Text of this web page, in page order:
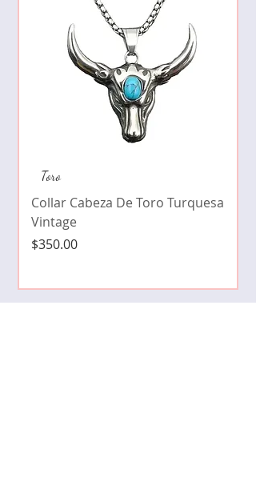
Toro
Collar Cabeza De Toro Turquesa
Vintage
Precio
$350.00